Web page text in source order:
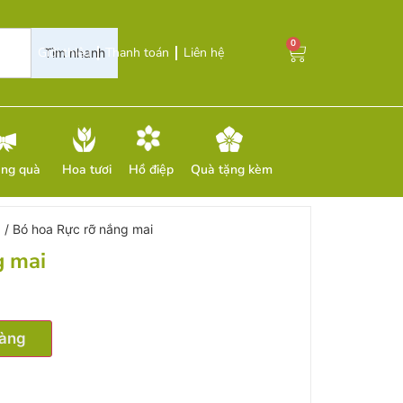
Tìm nhanh
Giới thiệu Thanh toán Liên hệ
0
quà Hoa tươi Hồ điệp Quà tặng kèm
/ Bó hoa Rực rỡ nắng mai
mai